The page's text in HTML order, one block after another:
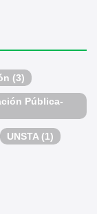
(3)
Pública-
UNSTA (1)